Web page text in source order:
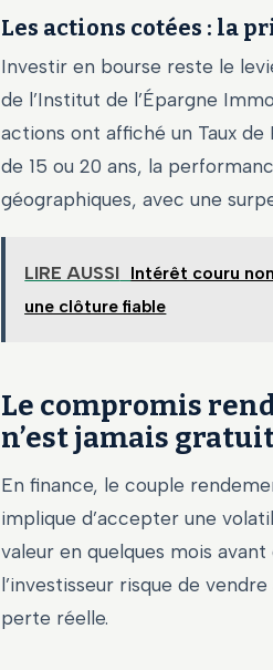
Les actions cotées : la
Investir en bourse reste le
de l’Institut de l’Épargne
actions ont affiché un Taux de
de 15 ou 20 ans, la
géographiques, avec une
LIRE AUSSI Intérêt couru
une clôture fiable
Le compromis
n’est jamais
En finance, le couple
implique d’accepter une
valeur en quelques mois
l’investisseur risque de
perte réelle.